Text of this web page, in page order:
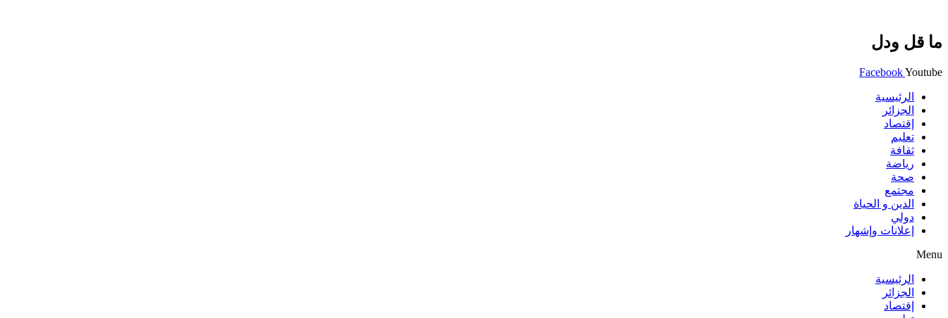
ما قل ودل
FacebookYoutube
الرئيسية
الجزائر
إقتصاد
تعليم
ثقافة
رياضة
صحة
مجتمع
الدين و الحياة
دولي
إعلانات وإشهار
Menu
الرئيسية
الجزائر
إقتصاد